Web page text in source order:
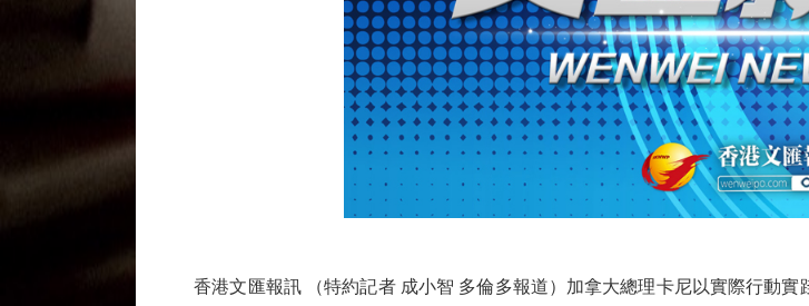
香港文匯報訊 （特約記者 成小智 多倫多報道）加拿大總理卡尼以實際行動實